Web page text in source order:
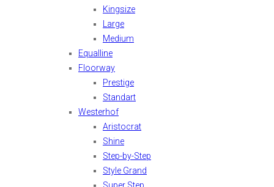
Kingsize
Large
Medium
Equalline
Floorway
Prestige
Standart
Westerhof
Aristocrat
Shine
Step-by-Step
Style Grand
Super Step